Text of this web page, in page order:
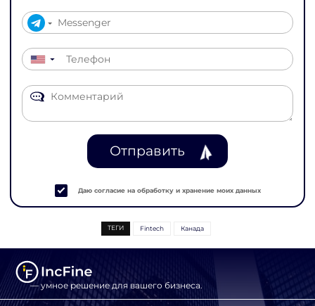
▼
Отправить
Даю согласие на обработку и хранение моих данных
ТЕГИ Fintech Канада
— умное решение для вашего бизнеса.